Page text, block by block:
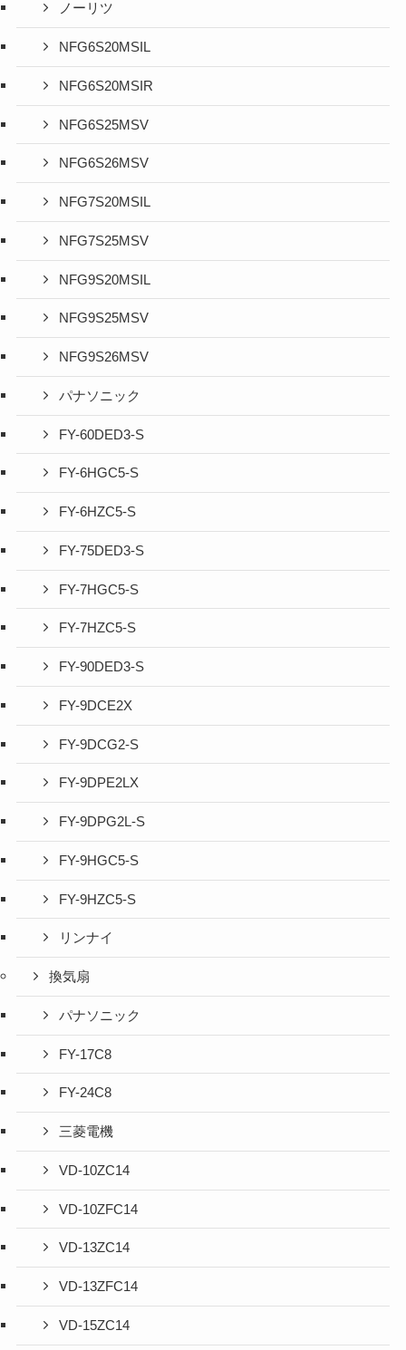
ノーリツ
NFG6S20MSIL
NFG6S20MSIR
NFG6S25MSV
NFG6S26MSV
NFG7S20MSIL
NFG7S25MSV
NFG9S20MSIL
NFG9S25MSV
NFG9S26MSV
パナソニック
FY-60DED3-S
FY-6HGC5-S
FY-6HZC5-S
FY-75DED3-S
FY-7HGC5-S
FY-7HZC5-S
FY-90DED3-S
FY-9DCE2X
FY-9DCG2-S
FY-9DPE2LX
FY-9DPG2L-S
FY-9HGC5-S
FY-9HZC5-S
リンナイ
換気扇
パナソニック
FY-17C8
FY-24C8
三菱電機
VD-10ZC14
VD-10ZFC14
VD-13ZC14
VD-13ZFC14
VD-15ZC14